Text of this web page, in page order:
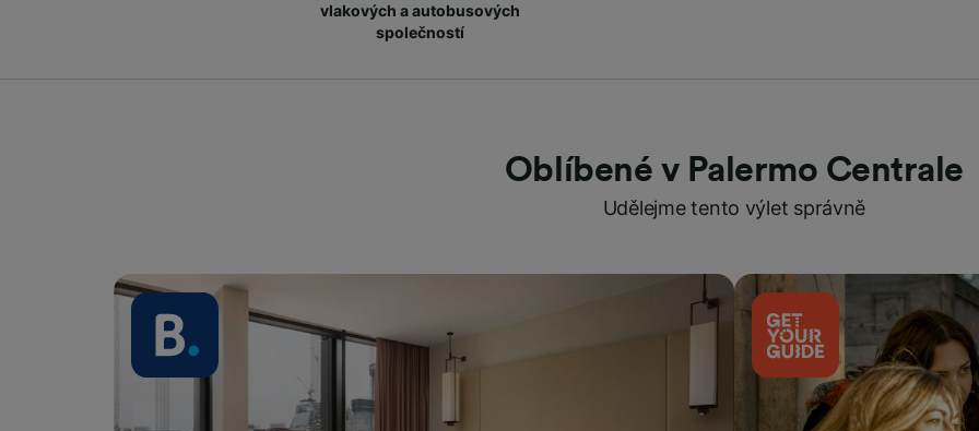
vlakových a autobusových
společností
Oblíbené v Palermo Centrale
Udělejme tento výlet správně